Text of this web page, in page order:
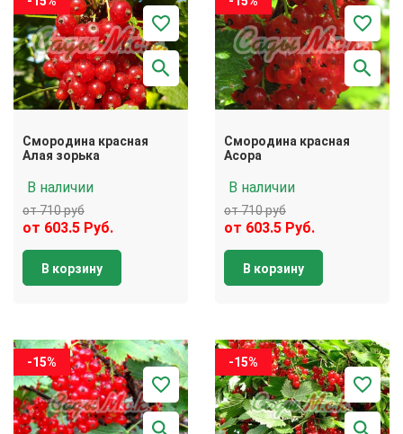
Смородина красная
Алая зорька
В наличии
от 710 руб
от 603.5 Руб.
В корзину
Смородина красная
Асора
В наличии
от 710 руб
от 603.5 Руб.
В корзину
-15% -15%